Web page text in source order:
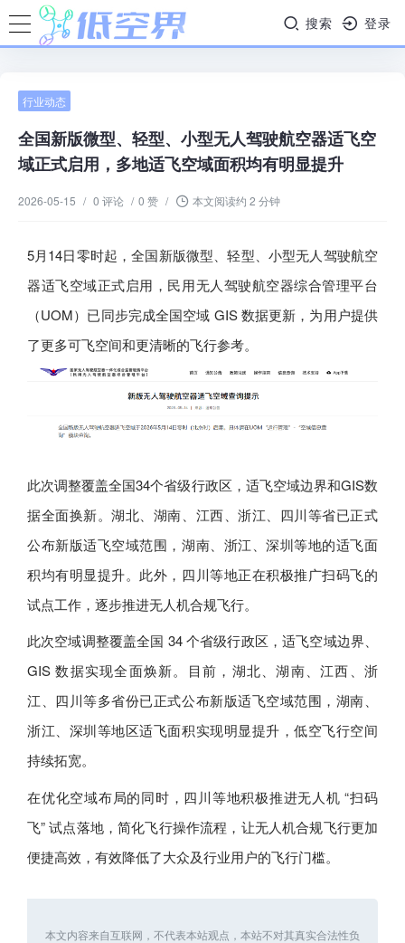
搜索 登录
行业动态
全国新版微型、轻型、小型无人驾驶航空器适飞空
域正式启用，多地适飞空域面积均有明显提升
2026-05-15 / 0 评论 / 0 赞 / 本文阅读约 2 分钟
5月14日零时起，全国新版微型、轻型、小型无人驾驶航空
器适飞空域正式启用，民用无人驾驶航空器综合管理平台
（UOM）已同步完成全国空域 GIS 数据更新，为用户提供
了更多可飞空间和更清晰的飞行参考。
此次调整覆盖全国34个省级行政区，适飞空域边界和GIS数
据全面换新。湖北、湖南、江西、浙江、四川等省已正式
公布新版适飞空域范围，湖南、浙江、深圳等地的适飞面
积均有明显提升。此外，四川等地正在积极推广扫码飞的
试点工作，逐步推进无人机合规飞行。
此次空域调整覆盖全国 34 个省级行政区，适飞空域边界、
GIS 数据实现全面焕新。目前，湖北、湖南、江西、浙
江、四川等多省份已正式公布新版适飞空域范围，湖南、
浙江、深圳等地区适飞面积实现明显提升，低空飞行空间
持续拓宽。
在优化空域布局的同时，四川等地积极推进无人机 “扫码
飞” 试点落地，简化飞行操作流程，让无人机合规飞行更加
便捷高效，有效降低了大众及行业用户的飞行门槛。
本文内容来自互联网，不代表本站观点，本站不对其真实合法性负